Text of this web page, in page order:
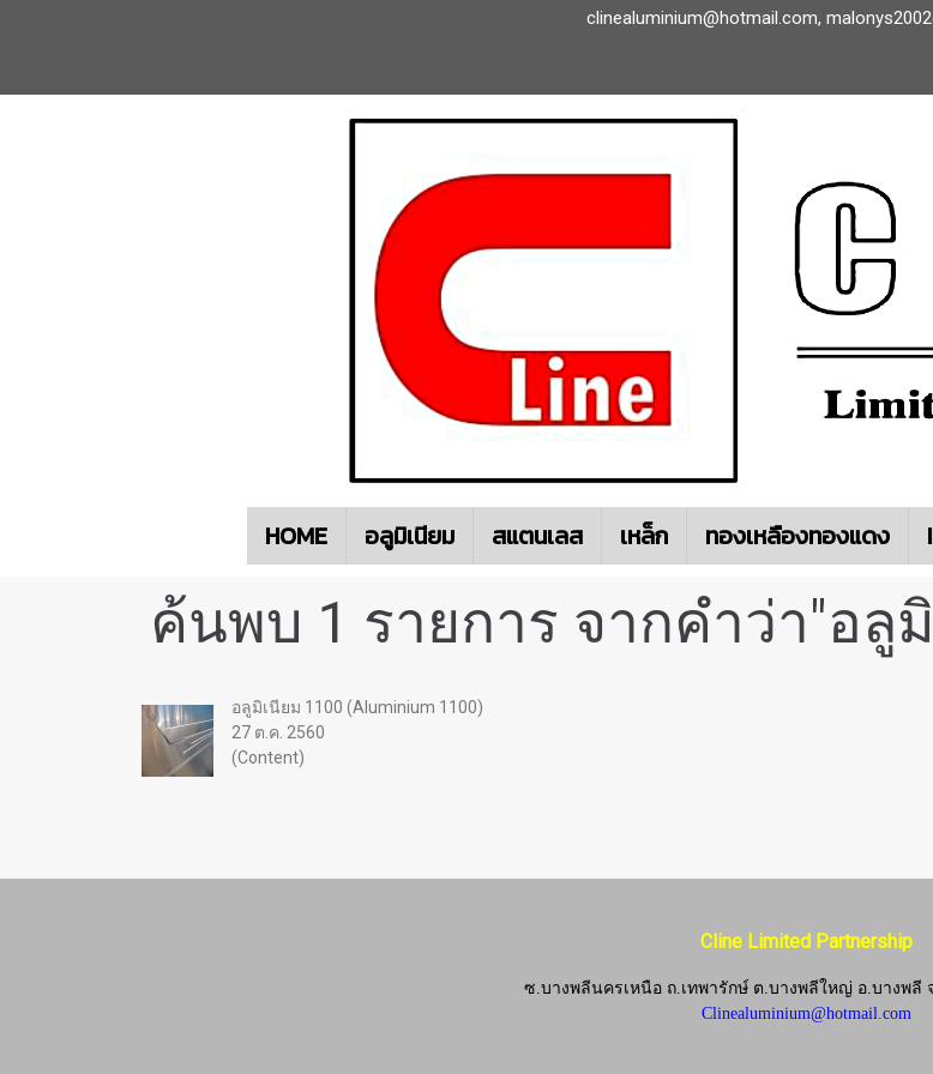
clinealuminium@hotmail.com,
HOME อลูมิเนียม สแตนเลส เหล็ก ทองเหลืองทองแดง
ค้นพบ 1 รายการ จากคำว่า"อลู
อลูมิเนียม 1100 (Aluminium 1100)
27 ต.ค. 2560
(Content)
Cline Limited Partnership
ซ.บางพลีนครเหนือ ถ.เทพารักษ์ ต.บางพลีใหญ่ อ.บางพลี
Clinealuminium@hotmail.com